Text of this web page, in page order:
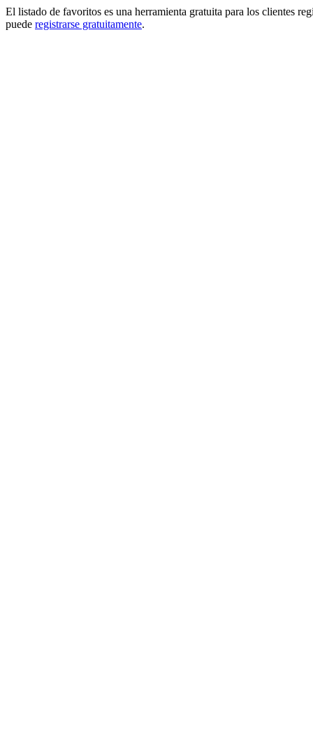
El listado de favoritos es una herramienta gratuita para los clientes
puede registrarse gratuitamente.